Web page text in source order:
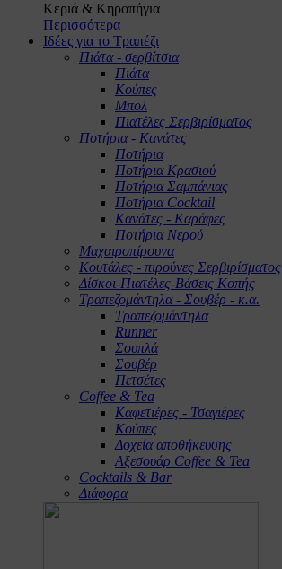
Κεριά & Κηροπήγια
Περισσότερα
Ιδέες για το Τραπέζι
Πιάτα - σερβίτσια
Πιάτα
Κούπες
Μπολ
Πιατέλες Σερβιρίσματος
Ποτήρια - Κανάτες
Ποτήρια
Ποτήρια Κρασιού
Ποτήρια Σαμπάνιας
Ποτήρια Cocktail
Κανάτες - Καράφες
Ποτήρια Νερού
Μαχαιροπίρουνα
Κουτάλες - πιρούνες Σερβιρίσματος
Δίσκοι-Πιατέλες-Βάσεις Κοπής
Τραπεζομάντηλα - Σουβέρ - κ.α.
Τραπεζομάντηλα
Runner
Σουπλά
Σουβέρ
Πετσέτες
Coffee & Tea
Καφετιέρες - Τσαγιέρες
Κούπες
Δοχεία αποθήκευσης
Αξεσουάρ Coffee & Tea
Cocktails & Bar
Διάφορα